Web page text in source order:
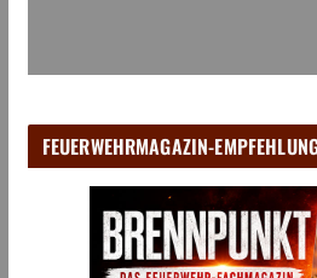
FEUERWEHRMAGAZIN-